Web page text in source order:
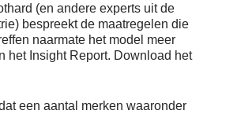
(en andere experts uit de
bespreekt de maatregelen die
naarmate het model meer
het Insight Report. Download het
een aantal merken waaronder